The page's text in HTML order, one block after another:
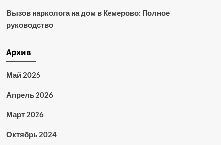
Вызов нарколога на дом в Кемерово: Полное
руководство
Архив
Май 2026
Апрель 2026
Март 2026
Октябрь 2024